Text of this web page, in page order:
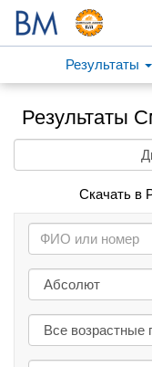
Результаты
Результаты
Скачать в